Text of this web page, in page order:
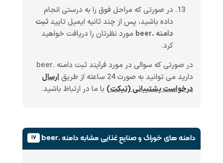
در صورتی که مراحل فوق را به درستی انجام
داده باشید، پس از چند ثانیه ایمیل تاییدثبت
دامنه .beer
مورد نظرتان را دریافت خواهید
کرد.
در صورتی که سوالی در مورد فرآیند ثبت دامنه .beer
دارید می توانید به صورت 24 ساعته از طریق
ارسال
درخواست پشتیبانی (تیکت) با ما در ارتباط باشید.
دامنه های خوراک و صنایع غذاییمشابه دامنه .beer ۱۷